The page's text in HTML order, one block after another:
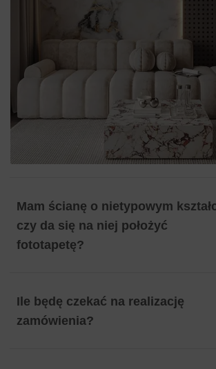
Mam ścianę o nietypowym
czy da się na niej położyć
fototapetę?
Ile będę czekać na realizację
zamówienia?